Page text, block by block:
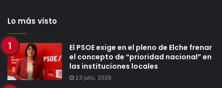
Lo más visto
El PSOE exige en el pleno de Elche frenar
el concepto de “prioridad nacional” en
las instituciones locales
23 julio, 2026